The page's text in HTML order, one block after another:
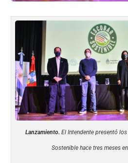
Lanzamiento. El Intendente presentó
Sostenible hace tres meses